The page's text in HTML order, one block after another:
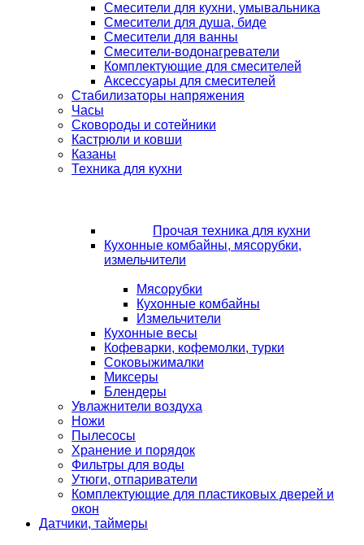
Смесители для кухни, умывальника
Смесители для душа, биде
Смесители для ванны
Смесители-водонагреватели
Комплектующие для смесителей
Аксессуары для смесителей
Стабилизаторы напряжения
Часы
Сковороды и сотейники
Кастрюли и ковши
Казаны
Техника для кухни
Прочая техника для кухни
Кухонные комбайны, мясорубки,
измельчители
Мясорубки
Кухонные комбайны
Измельчители
Кухонные весы
Кофеварки, кофемолки, турки
Соковыжималки
Миксеры
Блендеры
Увлажнители воздуха
Ножи
Пылесосы
Хранение и порядок
Фильтры для воды
Утюги, отпариватели
Комплектующие для пластиковых дверей и
окон
Датчики, таймеры